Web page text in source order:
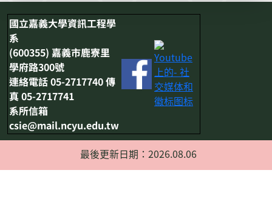
國立嘉義大學資訊工程學
系
(600355) 嘉義市鹿寮里
學府路300號
連絡電話 05-2717740 傳
真 05-2717741
系所信箱
csie@mail.ncyu.edu.tw
最後更新日期：2026.08.06